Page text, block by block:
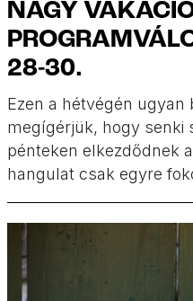
NAGY
28-30.
Ezen a hétvégén
megígérjük, hogy senki
pénteken elkezdődnek
hangulat csak egyre
se szomorkodjatok, ha
kassza, hiszen
találtok nagy